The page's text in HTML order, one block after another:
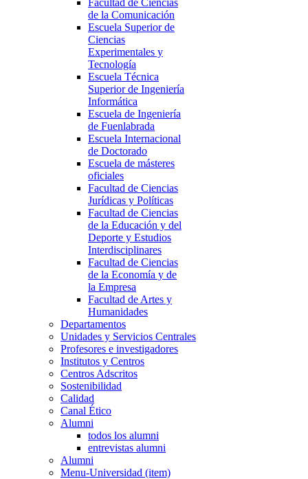
Facultad de Ciencias
de la Comunicación
Escuela Superior de
Ciencias
Experimentales y
Tecnología
Escuela Técnica
Superior de Ingeniería
Informática
Escuela de Ingeniería
de Fuenlabrada
Escuela Internacional
de Doctorado
Escuela de másteres
oficiales
Facultad de Ciencias
Jurídicas y Políticas
Facultad de Ciencias
de la Educación y del
Deporte y Estudios
Interdisciplinares
Facultad de Ciencias
de la Economía y de
la Empresa
Facultad de Artes y
Humanidades
Departamentos
Unidades y Servicios Centrales
Profesores e investigadores
Institutos y Centros
Centros Adscritos
Sostenibilidad
Calidad
Canal Ético
Alumni
todos los alumni
entrevistas alumni
Alumni
Menu-Universidad (item)